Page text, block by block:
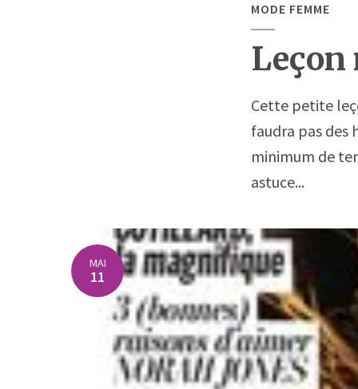
MODE FEMME
Leçon
Cette petite
faudra pas des
minimum de
astuce...
MAI
11